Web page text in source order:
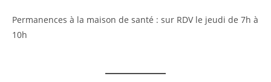
Permanences à la maison de santé : sur RDV le jeudi de 7h à
10h